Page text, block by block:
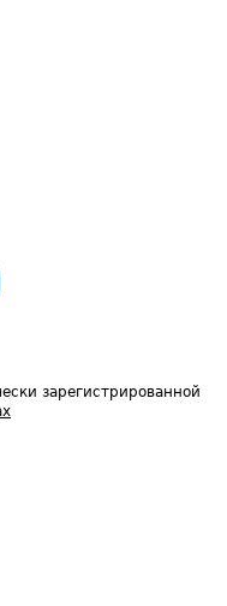
зарегистрированной